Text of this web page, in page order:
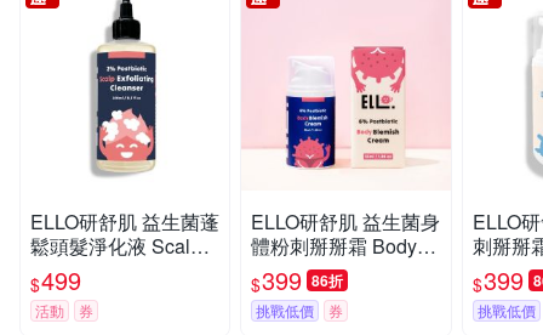
ELLO研舒肌 益生菌蓬
鬆頭髮淨化液 Scalp E
xfoliating Cleanser 25
0ml
$499
活動 券
ELLO研舒肌 益生菌身
體粉刺掰掰霜 Body Bl
emish Cream 55ml
$399 86折
挑戰低價 券
ELLO
刺掰掰
$399
挑戰低價